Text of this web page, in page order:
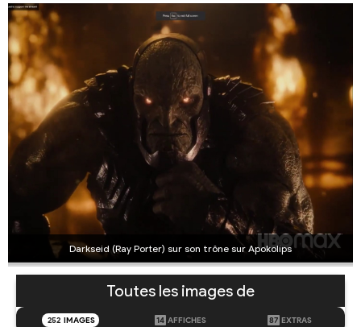
Darkseid (Ray Porter) sur son trône sur Apokolips
Toutes les images de
252 IMAGES 14 AFFICHES 87 EXTRAS